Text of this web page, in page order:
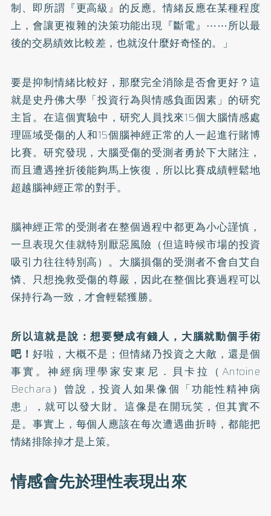
制、即所謂『更高級』的反應。情緒反應在某種程度
上，會讓更複雜的決策功能出現『斷電』⋯⋯所以最
後的交易績效比較差，也就沒什麼好奇怪的。」
要是抑制情緒比較好，那麼完全消除是否會更好？這
就是史丹佛大學「投資行為與情感負面因素」的研究
主旨。在這個實驗中，研究人員找來15個大腦情感處
理區域受傷的人和15個腦神經正常的人一起進行賭博
比賽。研究發現，大腦受傷的受測者勇於下大賭注，
而且遭遇挫折後能夠馬上恢復，所以比賽成績輕鬆地
超越腦神經正常的對手。
腦神經正常的受測者在整個過程中都更為小心謹慎，
一旦表現欠佳就特別厭惡風險（但這時候市場的投資
吸引力往往特別高）。大腦損傷的受測者不會自艾自
憐、只想挽救受傷的尊嚴，因此在整個比賽過程可以
保持行為一致，才會輕鬆獲勝。
所以這就是說：想要變成有錢人，大腦就動個手術
吧！ 好啦，大概不是；但情緒乃投資之大敵，還是個
事實。神經病理學家安東尼．貝卡拉（Antoine
Bechara）曾說，投資人如果像個「功能性精神病
患」，就可以發大財。這像是在開玩笑，但其實不
是。事實上，每個人應該在每次遭遇曲折時，都能把
情緒排除掉才是上策。
情感會先於理性表現出來